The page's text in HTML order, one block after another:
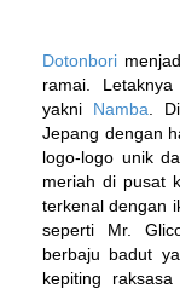
Dotonbori
ramai.
yakni Namba .
Jepang dengan
logo-logo unik
meriah di pusat
terkenal dengan
seperti Mr.
berbaju badut
kepiting